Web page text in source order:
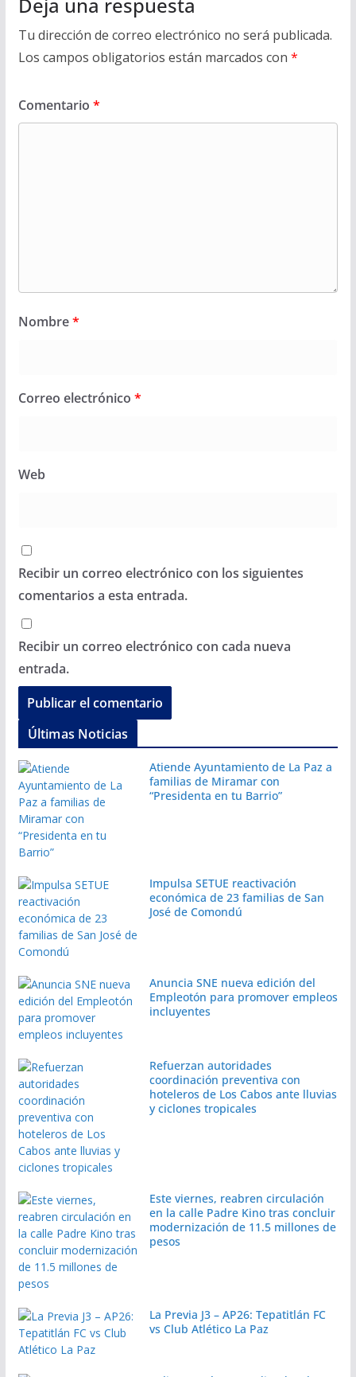
Tu dirección de correo electrónico no será publicada.
Los campos obligatorios están marcados con *
Comentario *
Nombre*
Correo electrónico *
Web
Recibir un correo electrónico con los siguientes
comentarios a esta entrada.
Recibir un correo electrónico con cada nueva
entrada.
Últimas Noticias
Atiende Ayuntamiento de La Paz a
familias de Miramar con
“Presidenta en tu Barrio”
Impulsa SETUE reactivación
económica de 23 familias de San
José de Comondú
Anuncia SNE nueva edición del
Empleotón para promover empleos
incluyentes
Refuerzan autoridades
coordinación preventiva con
hoteleros de Los Cabos ante lluvias
y ciclones tropicales
Este viernes, reabren circulación
en la calle Padre Kino tras concluir
modernización de 11.5 millones de
pesos
La Previa J3 – AP26: Tepatitlán FC
vs Club Atlético La Paz